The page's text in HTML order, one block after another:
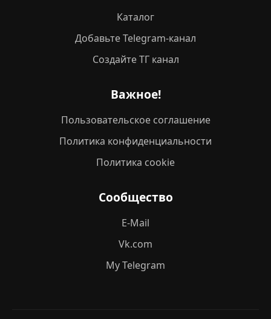
Каталог
Добавьте Telegram-канал
Создайте ТГ канал
Важное!
Пользовательское соглашение
Политика конфиденциальности
Политика cookie
Сообщество
E-Mail
Vk.com
My Telegram